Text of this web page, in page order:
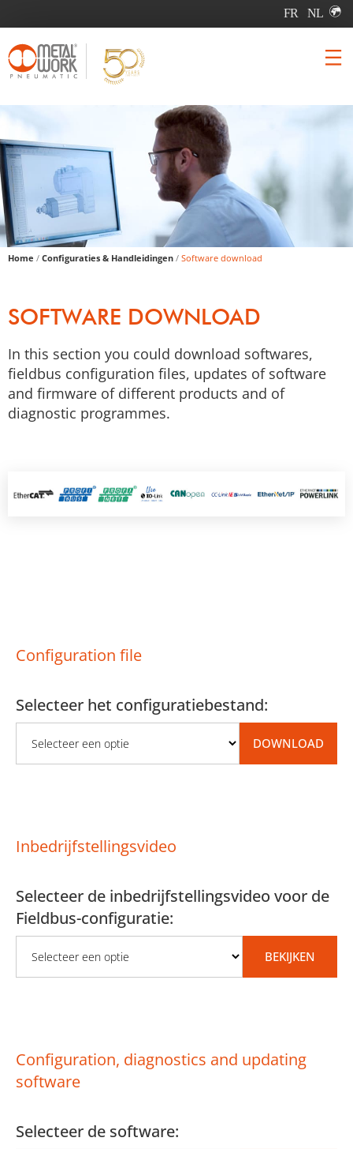
Zum Inhalt springen
Home / Configuraties & Handleidingen / Software download
SOFTWARE DOWNLOAD
In this section you could download softwares,
fieldbus configuration files, updates of software
and firmware of different products and of
diagnostic programmes.
Configuration file
Selecteer het configuratiebestand:
Choose a fieldbus
DOWNLOAD
Druk om het
Inbedrijfstellingsvideo
Selecteer de inbedrijfstellingsvideo voor de
Fieldbus-configuratie:
Nadat u een video heeft
BEKIJKEN
Configuration, diagnostics and updating
software
Selecteer de software: